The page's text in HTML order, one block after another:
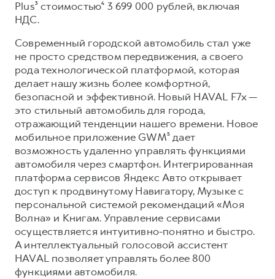
POER
от 3 449 000 ₽
Крупным корпоративным клиентам
Система управления автопарком
Сервис для корпоративных клиентов
HAVAL Лизинг
АКСЕССУАРЫ HAVAL
Автомобильные аксессуары
Коллекция CITY
Коллекция Базовая
Коллекция Детская
Руководства по эксплуатации
Подписки
АКСЕССУАРЫ HAVAL
Автомобильные аксессуары
Коллекция CITY
Коллекция Базовая
Коллекция Детская
Plus³ стоимостью⁴ 3 699 000 рублей, включая
НДС.
Современный городской автомобиль стал уже
не просто средством передвижения, а своего
рода технологической платформой, которая
делает нашу жизнь более комфортной,
безопасной и эффективной. Новый HAVAL F7x —
это стильный автомобиль для города,
отражающий тенденции нашего времени. Новое
мобильное приложение GWM⁵ дает
возможность удаленно управлять функциями
автомобиля через смартфон. Интегрированная
платформа сервисов Яндекс Авто открывает
доступ к продвинутому Навигатору, Музыке с
персональной системой рекомендаций «Моя
Волна» и Книгам. Управление сервисами
осуществляется интуитивно-понятно и быстро.
А интеллектуальный голосовой ассистент
HAVAL позволяет управлять более 800
функциями автомобиля.